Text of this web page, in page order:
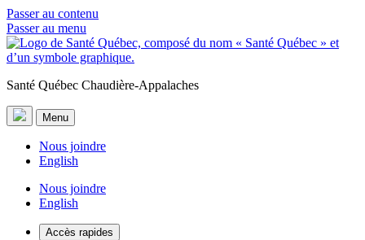
Passer au contenu
Passer au menu
Santé Québec Chaudière-Appalaches
Menu
Nous joindre
English
Nous joindre
English
Accès rapides